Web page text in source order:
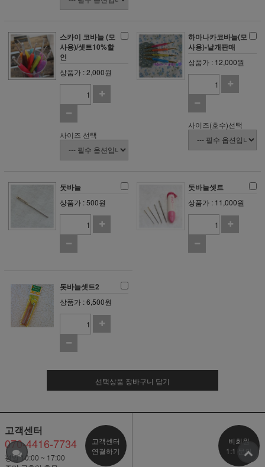
스카이 코바늘 (모
사용)/셋트10%할
인
상품가 : 2,000원
사이즈 선택
하마나카코바늘(모
사용)-낱개판매
상품가 : 12,000원
사이즈(호수)선택
돗바늘
상품가 : 500원
돗바늘셋트
상품가 : 11,000원
돗바늘셋트2
상품가 : 6,500원
선택상품 장바구니 담기
고객센터
070-4416-7734
평일 10:00 ~ 17:00
고객센터
연결하기
비회원
1:1 문의